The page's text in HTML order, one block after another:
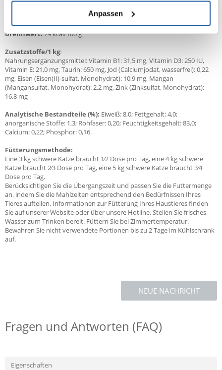
Anpassen
Brennwert:79 kcal/100 g
Zusatzstoffe/1 kg:
Nahrungsergänzungsmittel: Vitamin B1: 31,5 mg, Vitamin D3: 250 IU,
Vitamin E: 21,0 mg, Taurin: 650 mg, Jod (Calciumjodat, wasserfrei): 0,22
mg, Eisen (Eisen(II)-sulfat, Monohydrat): 10,9 mg, Mangan
(Mangansulfat, Monohydrat): 2,2 mg, Zink (Zinksulfat, Monohydrat):
16,8 mg
Analytische Bestandteile (%): Eiweiß: 8,0; Fettgehalt: 4,0;
anorganische Stoffe: 1,3; Rohfaser: 0,20; Feuchtigkeitsgehalt: 83,0;
Calcium: 0,22; Phosphor: 0,16.
Fütterungsmethode:
Eine 3 kg schwere Katze braucht 1⁄2 Dose pro Tag, eine 4 kg schwere
Katze braucht 2⁄3 Dose pro Tag, eine 5 kg schwere Katze braucht 3⁄4
Dose pro Tag.
Berücksichtigen Sie die Übergangszeit und passen Sie die Futtermenge
an, indem Sie die Mahlzeiten entsprechend den Bedürfnissen Ihres
Tieres aufteilen. Informationen zur Fütterung Ihres Haustieres finden
Sie auf unserer Website oder über unsere Hotline. Stellen Sie frisches
Wasser zum Trinken bereit. Füttern Sie bei Zimmertemperatur.
Bewahren Sie nicht verwendete Portionen bis zu 2 Tage im Kühlschrank
auf.
NEUE NACHRICHT
Fragen und Antworten (FAQ)
Eigenschaften